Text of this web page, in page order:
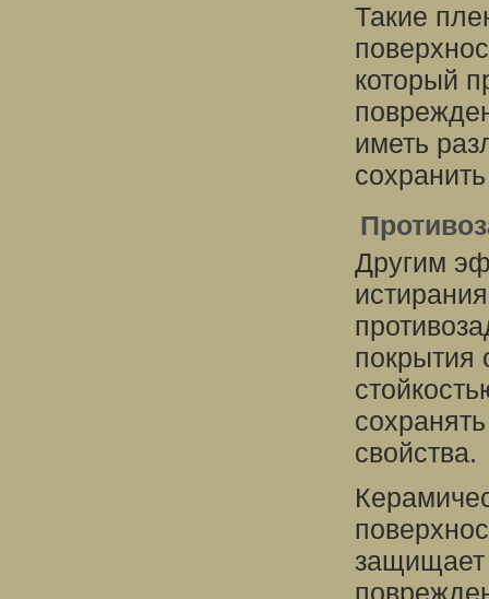
Такие
который
иметь
Другим
покрытия
свойства.
защищает